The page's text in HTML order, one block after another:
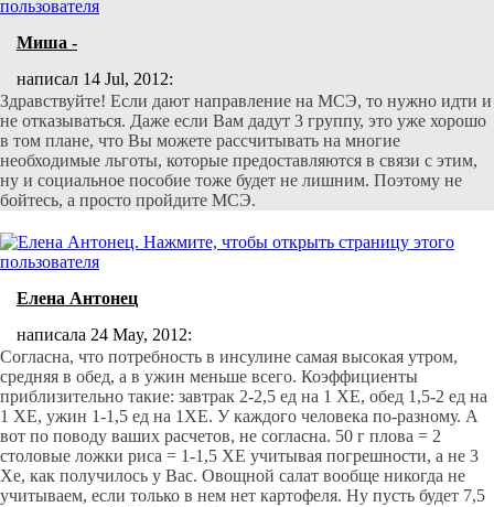
Миша -
написал 14 Jul, 2012:
Здравствуйте! Если дают направление на МСЭ, то нужно идти и
не отказываться. Даже если Вам дадут 3 группу, это уже хорошо
в том плане, что Вы можете рассчитывать на многие
необходимые льготы, которые предоставляются в связи с этим,
ну и социальное пособие тоже будет не лишним. Поэтому не
бойтесь, а просто пройдите МСЭ.
Елена Антонец
написала 24 May, 2012:
Согласна, что потребность в инсулине самая высокая утром,
средняя в обед, а в ужин меньше всего. Коэффициенты
приблизительно такие: завтрак 2-2,5 ед на 1 ХЕ, обед 1,5-2 ед на
1 ХЕ, ужин 1-1,5 ед на 1ХЕ. У каждого человека по-разному. А
вот по поводу ваших расчетов, не согласна. 50 г плова = 2
столовые ложки риса = 1-1,5 ХЕ учитывая погрешности, а не 3
Хе, как получилось у Вас. Овощной салат вообще никогда не
учитываем, если только в нем нет картофеля. Ну пусть будет 7,5